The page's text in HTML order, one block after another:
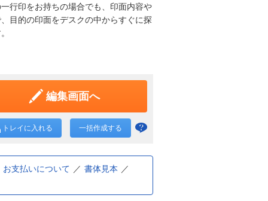
行印をお持ちの場合でも、印面内容や
目的の印面をデスクの中からすぐに探
編集画面へ
トレイに入れる 一括作成する
お支払いについて 書体見本